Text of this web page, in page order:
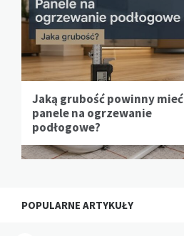
Jaką grubość powinny mieć
panele na ogrzewanie
podłogowe?
POPULARNE ARTYKUŁY